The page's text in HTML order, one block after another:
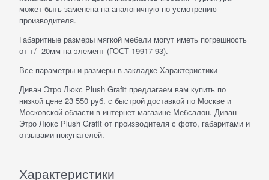
может быть заменена на аналогичную по усмотрению
производителя.
Габаритные размеры мягкой мебели могут иметь погрешность
от +/- 20мм на элемент (ГОСТ 19917-93).
Все параметры и размеры в закладке Характеристики
Диван Этро Люкс Plush Grafit предлагаем вам купить по
низкой цене 23 550 руб. с быстрой доставкой по Москве и
Московской области в интернет магазине Мебсалон. Диван
Этро Люкс Plush Grafit от производителя с фото, габаритами и
отзывами покупателей.
Характеристики